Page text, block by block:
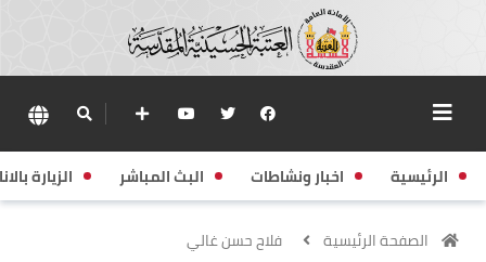
الرئيسية اخبار ونشاطات البث المباشر الزيارة
الصفحة الرئيسية فلاح حسن غالي